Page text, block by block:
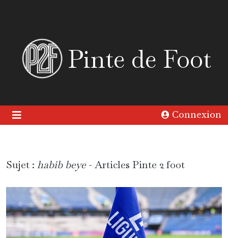
Pinte de Foot
Connexion
Sujet : habib beye- Articles Pinte 2 foot